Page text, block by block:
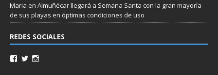
Maria en Almuñécar llegará a Semana Santa con la gran mayoría
de sus playas en óptimas condiciones de uso
REDES SOCIALES